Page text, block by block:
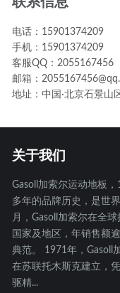
电话：15901374209
手机：15901374209
客服QQ：2055167456
邮箱：
地址：中国·北京石景山
关于我们
Gasoll加索尔运动地板
多年的品牌历史，是世
月，Gasoll加索尔在全
国家及地区，年销售额
典范。 1971年，Gasoll
在苏联托木斯克建立，
驱精...